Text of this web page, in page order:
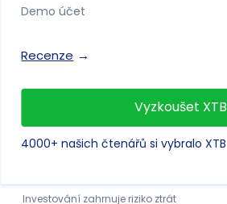
Demo účet
Recenze
Vyzkoušet XTB
4000+ našich čtenářů si vybralo XTB
Investování zahrnuje riziko ztrát